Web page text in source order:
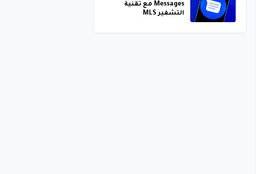
Messages مع تقنية
التشفير MLS